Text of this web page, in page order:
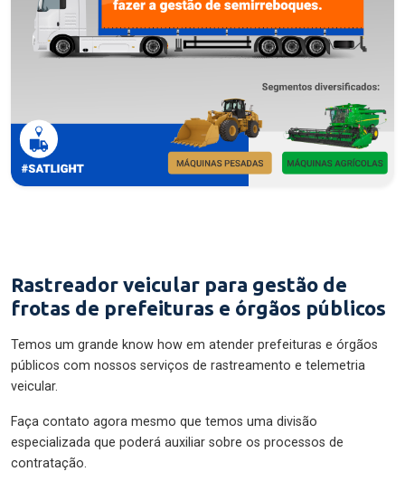
Rastreador veicular para gestão de
frotas de prefeituras e órgãos públicos
Temos um grande know how em atender prefeituras e órgãos
públicos com nossos serviços de rastreamento e telemetria
veicular.
Faça contato agora mesmo que temos uma divisão
especializada que poderá auxiliar sobre os processos de
contratação.